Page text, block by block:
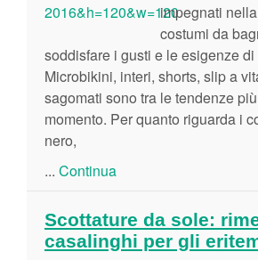
impegnati
costumi da
soddisfare i gusti e le esigenze
Microbikini, interi, shorts, slip a
sagomati sono tra le tendenze
momento. Per quanto riguarda i
nero,
... Continua
Scottature da sole:
casalinghi per gli